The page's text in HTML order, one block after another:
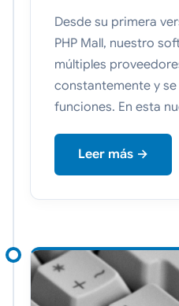
Desde su primera
PHP Mall, nuestro
múltiples
constantemente y
funciones. En esta
Leer más →